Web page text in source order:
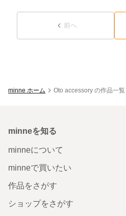
前へ
minne ホーム Oto accessory の作品一覧
minneを知る
minneについて
minneで買いたい
作品をさがす
ショップをさがす